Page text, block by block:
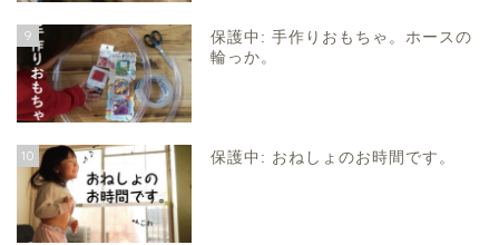
9
保護中: 手作りおもちゃ。ホースの
輪っか。
10 保護中: おねしょのお時間です。